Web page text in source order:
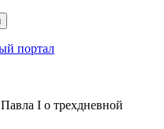
портал
I о трехдневной